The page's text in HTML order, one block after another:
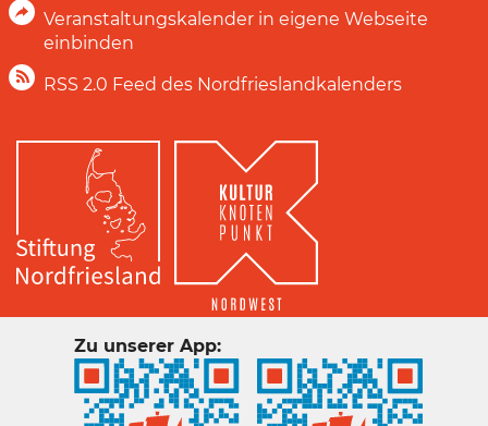
Veranstaltungskalender in eigene Webseite
einbinden
RSS 2.0 Feed des Nordfrieslandkalenders
Zu unserer App: